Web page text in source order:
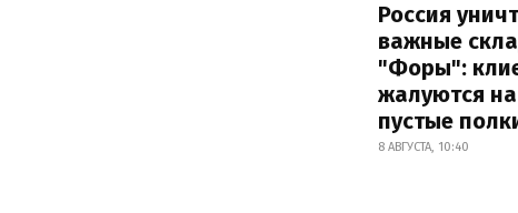
Россия
важные
"Форы":
жалуются на
пустые
8 АВГУСТА, 10:40